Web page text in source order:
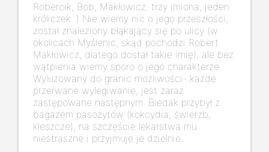
Robercik, Bob, Makłowicz: trzy imiona, jeden
króliczek :) Nie wiemy nic o jego przeszłości,
został znaleziony błąkający się po ulicy (w
okolicach Myślenic, skąd pochodzi Robert
Makłowicz, dlatego dostał takie imię), ale bez
wątpienia wiemy sporo o jego charakterze.
Wyluzowany do granic możliwości- każde
przerwane wylegiwanie, jest zaraz
zastępowane następnym. Biedak przybył z
bagażem pasożytów (kokcydia, świerzb,
kleszcze), na szczęście lekarstwa mu
niestraszne i przyjmuje je dzielnie.